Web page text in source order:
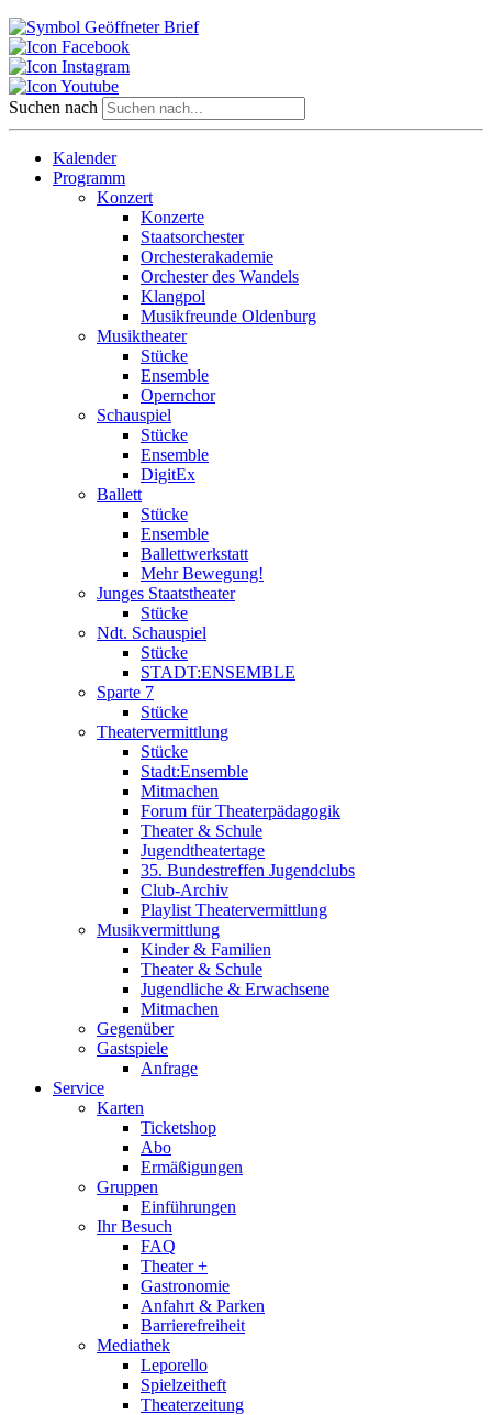
Suchen nach
Kalender
Programm
Konzert
Konzerte
Staatsorchester
Orchesterakademie
Orchester des Wandels
Klangpol
Musikfreunde Oldenburg
Musiktheater
Stücke
Ensemble
Opernchor
Schauspiel
Stücke
Ensemble
DigitEx
Ballett
Stücke
Ensemble
Ballettwerkstatt
Mehr Bewegung!
Junges Staatstheater
Stücke
Ndt. Schauspiel
Stücke
STADT:ENSEMBLE
Sparte 7
Stücke
Theatervermittlung
Stücke
Stadt:Ensemble
Mitmachen
Forum für Theaterpädagogik
Theater & Schule
Jugendtheatertage
35. Bundestreffen Jugendclubs
Club-Archiv
Playlist Theatervermittlung
Musikvermittlung
Kinder & Familien
Theater & Schule
Jugendliche & Erwachsene
Mitmachen
Gegenüber
Gastspiele
Anfrage
Service
Karten
Ticketshop
Abo
Ermäßigungen
Gruppen
Einführungen
Ihr Besuch
FAQ
Theater +
Gastronomie
Anfahrt & Parken
Barrierefreiheit
Mediathek
Leporello
Spielzeitheft
Theaterzeitung